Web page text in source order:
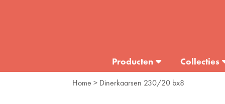
Producten Collecties
Home > Dinerkaarsen 230/20 bx8